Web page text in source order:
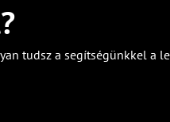
tudsz a segítségünkkel a